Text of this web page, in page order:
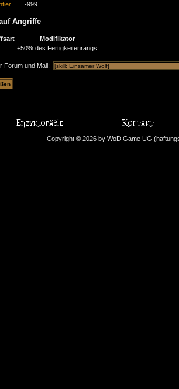
-999
Angriffe
Modifikator
+50% des Fertigkeitenrangs
Forum und Mail:
Copyright © 2026 by WoD Game UG